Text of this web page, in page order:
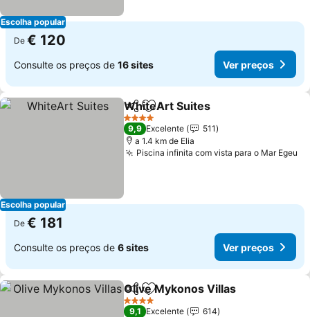
Escolha popular
De € 120
Consulte os preços de 16 sites Ver preços
Escolha popular
PartilharAdicionar aos favoritos
WhiteArt Suites
4 Estrelas
9,9 Excelente
511
a 1.4 km de Elia
Piscina infinita com vista para o Mar Egeu
De € 181
Consulte os preços de 6 sites Ver preços
PartilharAdicionar aos favoritos
Olive Mykonos Villas
4 Estrelas
9,1 Excelente
614